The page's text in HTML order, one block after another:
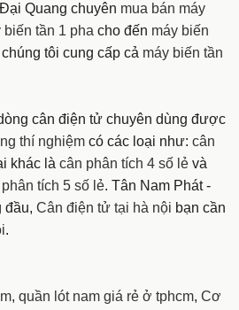
Quang chuyên mua bán máy
biến tần 1 pha cho đến máy biến
tôi cung cấp cả máy biến tần
cân điện tử chuyên dùng được
thí nghiệm có các loại như: cân
khác là cân phân tích 4 số lẻ và
tích 5 số lẻ. Tân Nam Phát -
đầu, Cân điện tử tại hà nội bạn cần
.
, quần lót nam giá rẻ ở tphcm, Cơ